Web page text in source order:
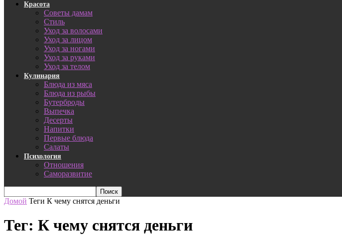
Красота
Советы дамам
Стиль
Уход за волосами
Уход за лицом
Уход за ногами
Уход за руками
Уход за телом
Кулинария
Блюда из мяса
Блюда из рыбы
Бутерброды
Выпечка
Десерты
Напитки
Первые блюда
Салаты
Психология
Отношения
Саморазвитие
Домой Теги К чему снятся деньги
Тег: К чему снятся деньги